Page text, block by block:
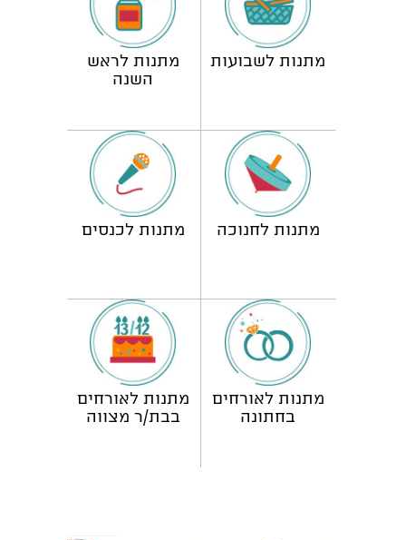
מתנות לשבועות
מתנות לראש
השנה
מתנות לחנוכה מתנות לכנסים
מתנות לאורחים
בחתונה
מתנות לאורחים
בבת/ר מצווה